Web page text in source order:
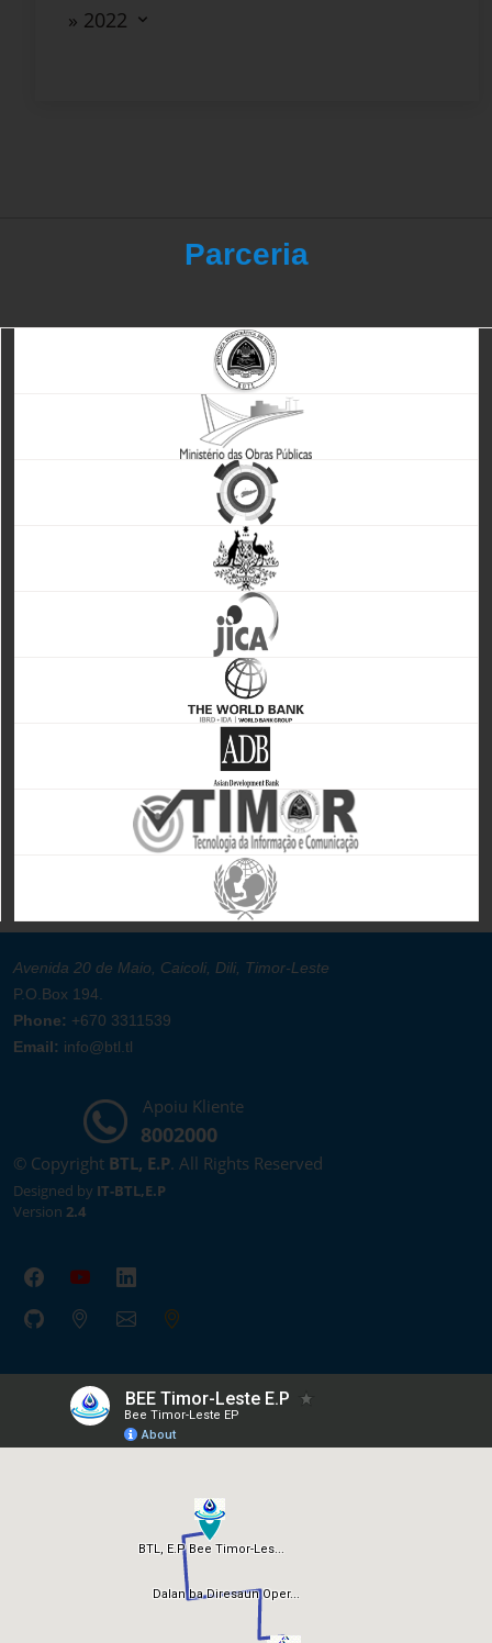
» 2022
Parceria
Avenida 20 de Maio, Caicoli, Dili, Timor-Leste
P.O.Box 194.
Phone: +670 3311539
Email: info@btl.tl
Apoiu Kliente
8002000
© Copyright BTL, E.P. All Rights Reserved
Designed by IT-BTL,E.P
Version 2.4